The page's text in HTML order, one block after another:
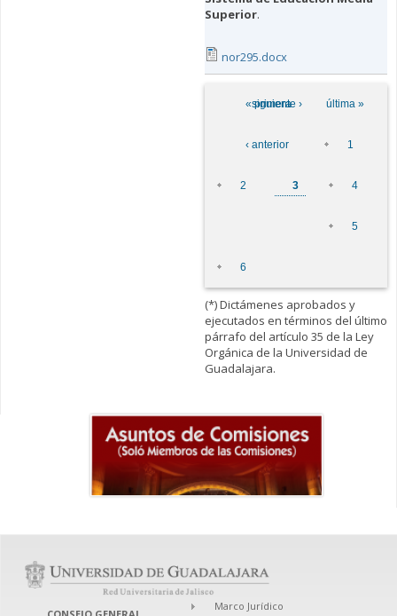
Superior.
nor295.docx
Páginas
« primera
‹ anterior 1
2 3 4
5
6
siguiente › última »
(*) Dictámenes aprobados y
ejecutados en términos del último
párrafo del artículo 35 de la Ley
Orgánica de la Universidad de
Guadalajara.
Marco Jurídico